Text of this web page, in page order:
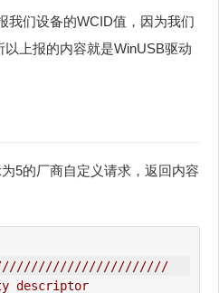
我们设备的WCID值，因为我们
上报的内容就是WinUSB驱动
5的厂商自定义请求，返回内容
descriptor